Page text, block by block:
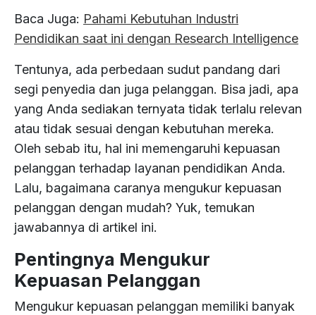
Analytics
&
Influencer
Marketing
Reputation
Management
Brand
Insight
Product
Customer
Satisfaction
Brand
Insight
Urban
Planning
Retail
Business
FMCG
Property
Business
Political
Telecommunication
Politics
Law
Policy
Intelligence
solutions
can
take
your
team
to
the
next
level.
PR
Communications
Marketing
Consumer
Goods
Education
Public
Sector
Technology
and
drive
effective
decisions.
Insight
Case
Study
Blog
grow.
With
proven
track
record,
Kazee
leverages
cutting-
edge
technology
to
empower
organizations
across
various
industries.
Big
&
AI
Consulting
Big
Data
&
AI
Training
Baca Juga: Pahami Kebutuhan Industri
Pendidikan saat ini dengan Research Intelligence
Tentunya, ada perbedaan sudut pandang dari
segi penyedia dan juga pelanggan. Bisa jadi, apa
yang Anda sediakan ternyata tidak terlalu relevan
atau tidak sesuai dengan kebutuhan mereka.
Oleh sebab itu, hal ini memengaruhi kepuasan
pelanggan terhadap layanan pendidikan Anda.
Lalu, bagaimana caranya mengukur kepuasan
pelanggan dengan mudah? Yuk, temukan
jawabannya di artikel ini.
Pentingnya Mengukur
Kepuasan Pelanggan
Mengukur kepuasan pelanggan memiliki banyak